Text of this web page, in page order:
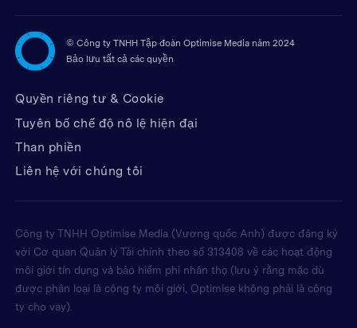
© Công ty TNHH Tập đoàn Optimise Media năm 2024
Bảo lưu tất cả các quyền
Quyền riêng tư & Cookie
Tuyên bố chế độ nô lệ hiện đại
Than phiền
Liên hệ với chúng tôi
Công ty TNHH Optimise Media (Vương quốc Anh) được đăng ký
với Cơ quan Quản lý Tài chính theo số 313408 về các hoạt động
môi giới tín dụng và bảo hiểm phi nhân thọ (lưu ý rằng mặc dù
được phân loại là công ty môi giới, Optimise không phải là công
ty cho vay).